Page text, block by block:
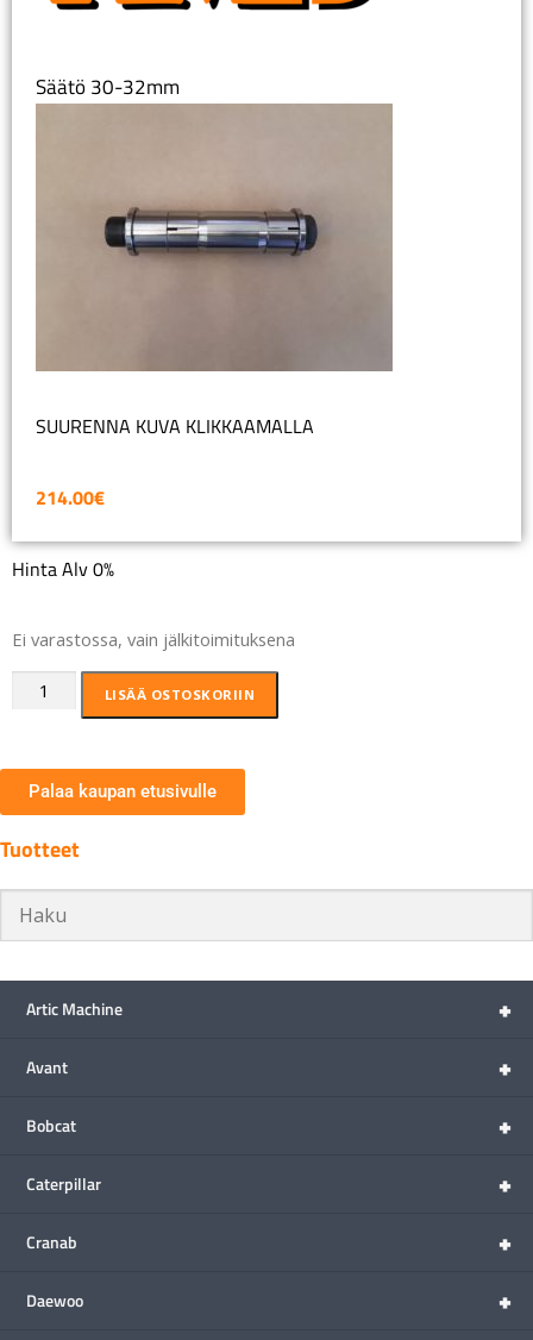
Säätö 30-32mm
SUURENNA KUVA KLIKKAAMALLA
214.00€
Hinta Alv 0%
Ei varastossa, vain jälkitoimituksena
LISÄÄ OSTOSKORIIN
Palaa kaupan etusivulle
Tuotteet
+
Artic Machine
+
Avant
+
Bobcat
+
Caterpillar
+
Cranab
+
Daewoo